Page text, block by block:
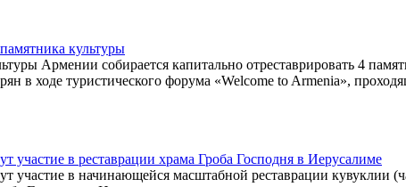
культуры
Армении собирается капитально отреставрировать 4
в ходе туристического форума «Welcome to Armenia»,
участие в реставрации храма Гроба Господня в Иерусалиме
участие в начинающейся масштабной реставрации кувуклии